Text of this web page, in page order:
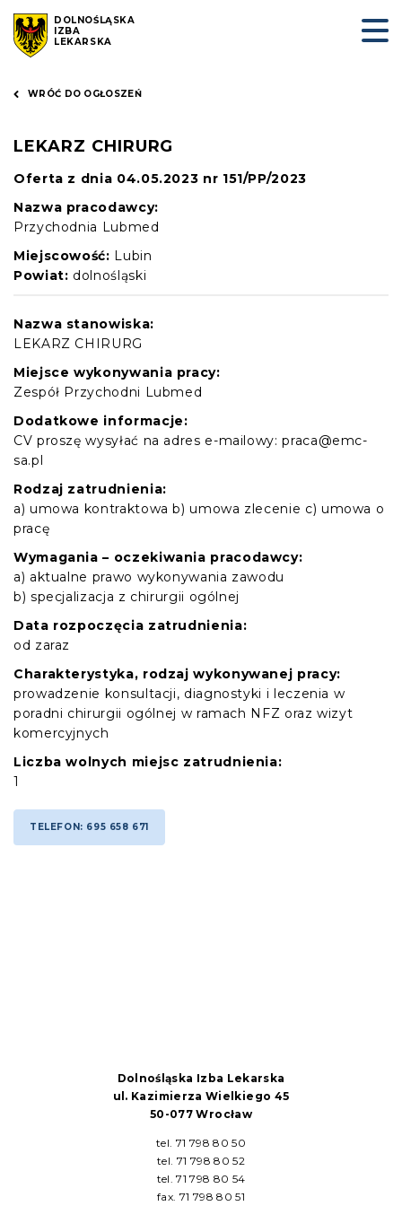
DOLNOŚLĄSKA
IZBA
LEKARSKA
WRÓĆ DO OGŁOSZEŃ
LEKARZ CHIRURG
Oferta z dnia 04.05.2023 nr 151/PP/2023
Nazwa pracodawcy:
Przychodnia Lubmed
Miejscowość: Lubin
Powiat: dolnośląski
Nazwa stanowiska:
LEKARZ CHIRURG
Miejsce wykonywania pracy:
Zespół Przychodni Lubmed
Dodatkowe informacje:
CV proszę wysyłać na adres e-mailowy: praca@emc-
sa.pl
Rodzaj zatrudnienia:
a) umowa kontraktowa b) umowa zlecenie c) umowa o
pracę
Wymagania – oczekiwania pracodawcy:
a) aktualne prawo wykonywania zawodu
b) specjalizacja z chirurgii ogólnej
Data rozpoczęcia zatrudnienia:
od zaraz
Charakterystyka, rodzaj wykonywanej pracy:
prowadzenie konsultacji, diagnostyki i leczenia w
poradni chirurgii ogólnej w ramach NFZ oraz wizyt
komercyjnych
Liczba wolnych miejsc zatrudnienia:
1
TELEFON: 695 658 671
Dolnośląska Izba Lekarska
ul. Kazimierza Wielkiego 45
50-077 Wrocław
tel. 71 798 80 50
tel. 71 798 80 52
tel. 71 798 80 54
fax. 71 798 80 51